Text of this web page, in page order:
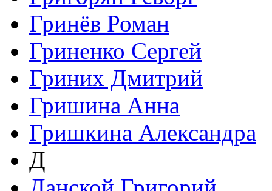
Гринёв Роман
Гриненко Сергей
Гриних Дмитрий
Гришина Анна
Гришкина Александра
Д